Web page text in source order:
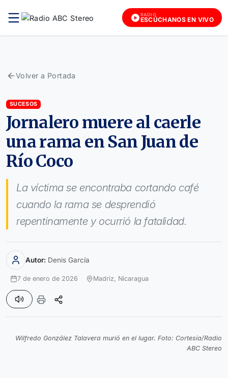
RADIO
ESCÚCHANOS EN VIVO
Volver a Portada
SUCESOS
Jornalero muere al caerle
una rama en San Juan de
Río Coco
La víctima se encontraba cortando café
cuando la rama se desprendió
repentinamente y ocurrió la fatalidad.
Autor: Denis García
7 de enero de 2026 Madriz, Nicaragua
Wilfredo González Talavera murió en el lugar. Foto: Cortesía/Radio
ABC Stereo